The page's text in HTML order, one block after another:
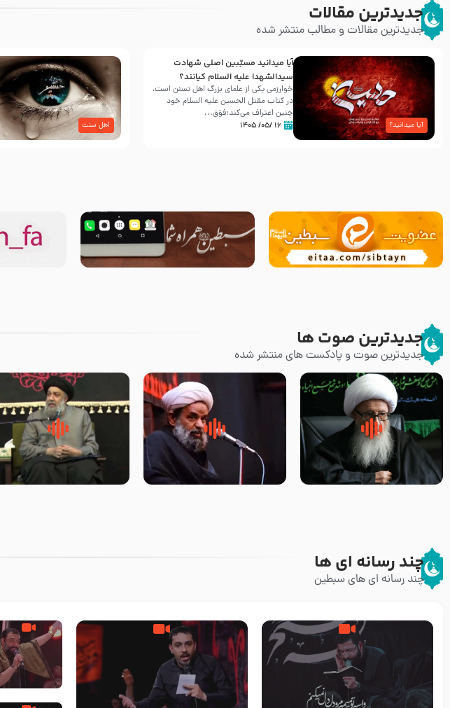
جدیدترین مقالات
جدیدترین مقالات و مطالب منتشر شده
آیا میدانید؟
آیا میدانید مسبّبین اصلی شهادت
سیدالشهدا علیه ‌السلام کیانند؟
خوارزمی یکی از علمای بزرگ اهل تسنن است،
در کتاب مقتل الحسین علیه ‌السلام خود
چنین اعتراف می‌کند:فوَق...
۱۶ /۰۵/ ۱۴۰۵ اهل سنت
جدیدترین صوت ها
جدیدترین صوت و پادکست های منتشر شده
زوّار اربعین امام حسین (علیه
السلام) با این اشتیاق به زیارت
روضه جانسوز پاره های جگر امام
حسن مجتبی علیه السلام-حجت
لقب حضرت رقیه سلام الله علیها
به چه معناست – حجت الاسلام
چند رسانه ای ها
چند رسانه ای های سبطین